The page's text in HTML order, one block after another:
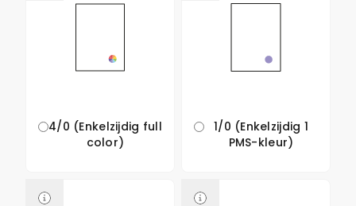
4/0 (Enkelzijdig full
color)
1/0 (Enkelzijdig 1
PMS-kleur)